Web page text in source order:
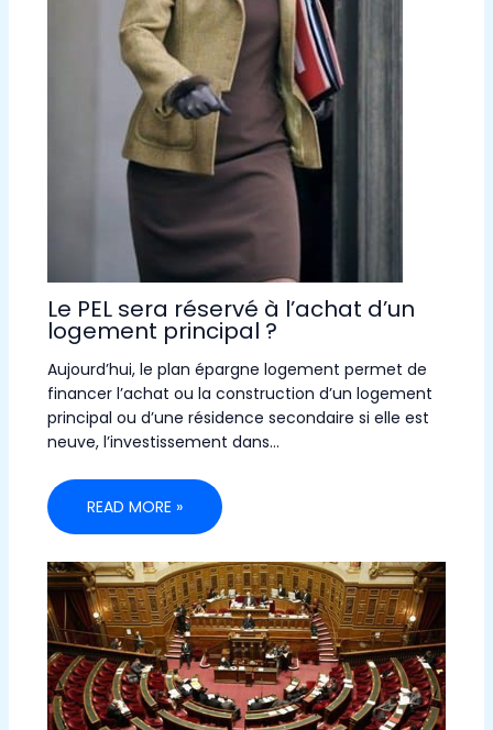
Le PEL sera réservé à l’achat d’un
logement principal ?
Aujourd’hui, le plan épargne logement permet de
financer l’achat ou la construction d’un logement
principal ou d’une résidence secondaire si elle est
neuve, l’investissement dans…
READ MORE »